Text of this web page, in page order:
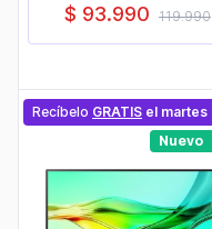
$ 93.990 119.990
Recíbelo GRATIS el martes
Nuevo